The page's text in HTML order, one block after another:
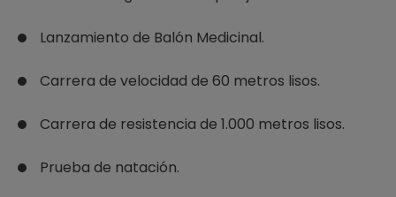
Lanzamiento de Balón Medicinal.
Carrera de velocidad de 60 metros lisos.
Carrera de resistencia de 1.000 metros lisos.
Prueba de natación.